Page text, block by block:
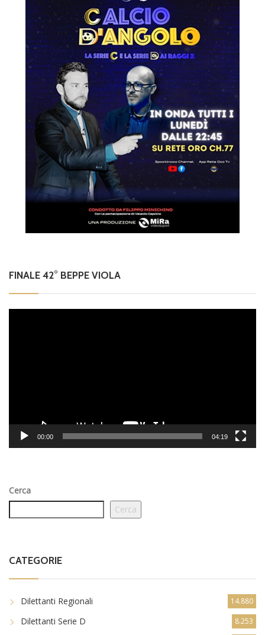
FINALE 42° BEPPE VIOLA
00:00 04:19
Cerca
Cerca
CATEGORIE
Dilettanti Regionali 14.880
Dilettanti Serie D 8.253